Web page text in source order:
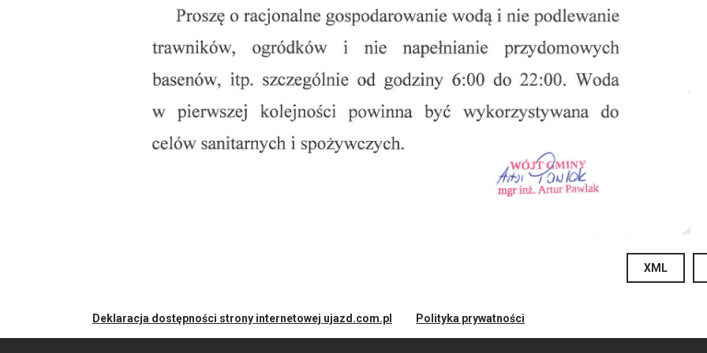
XML
Deklaracja dostępności strony internetowej ujazd.com.pl Polityka prywatności